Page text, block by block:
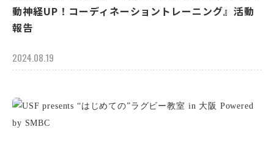
動神経UP！コーディネーショントレーニング』活動
報告
2024.08.19